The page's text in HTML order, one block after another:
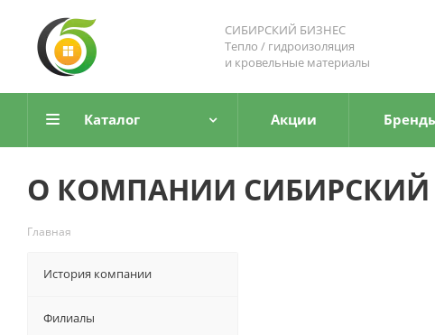
СИБИРСКИЙ БИЗНЕС
Тепло / гидроизоляция
и кровельные материалы
Каталог Акции
О КОМПАНИИ СИБИРСКИЙ
Главная
История компании
Филиалы